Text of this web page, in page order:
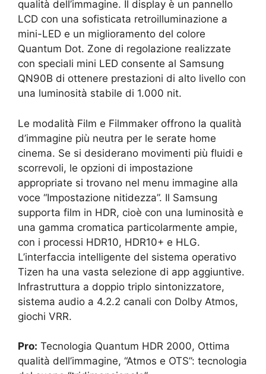
qualità dell’immagine. Il display è un pannello
LCD con una sofisticata retroilluminazione a
mini-LED e un miglioramento del colore
Quantum Dot. Zone di regolazione realizzate
con speciali mini LED consente al Samsung
QN90B di ottenere prestazioni di alto livello con
una luminosità stabile di 1.000 nit.
Le modalità Film e Filmmaker offrono la qualità
d’immagine più neutra per le serate home
cinema. Se si desiderano movimenti più fluidi e
scorrevoli, le opzioni di impostazione
appropriate si trovano nel menu immagine alla
voce “Impostazione nitidezza”. Il Samsung
supporta film in HDR, cioè con una luminosità e
una gamma cromatica particolarmente ampie,
con i processi HDR10, HDR10+ e HLG.
L’interfaccia intelligente del sistema operativo
Tizen ha una vasta selezione di app aggiuntive.
Infrastruttura a doppio triplo sintonizzatore,
sistema audio a 4.2.2 canali con Dolby Atmos,
giochi VRR.
Pro: Tecnologia Quantum HDR 2000, Ottima
qualità dell’immagine, “Atmos e OTS”: tecnologia